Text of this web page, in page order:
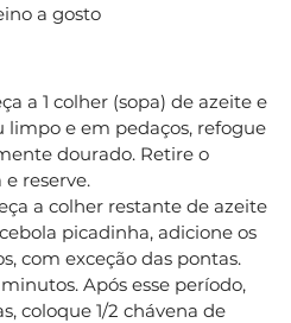
a gosto
a 1 colher (sopa) de azeite e
limpo e em pedaços, refogue
dourado. Retire o
reserve.
a colher restante de azeite
picadinha, adicione os
com exceção das pontas.
Após esse período,
coloque 1/2 chávena de